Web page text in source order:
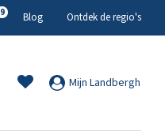
Mijn Landbergh
9 Blog Ontdek de regio's